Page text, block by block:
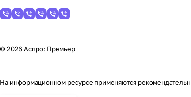
© 2026 Аспро: Премьер
На информационном ресурсе применяются